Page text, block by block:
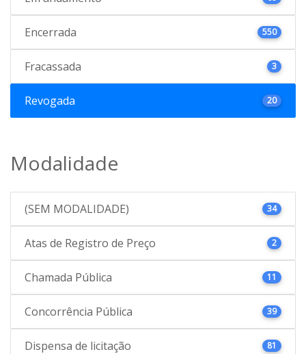
Encerrada 550
Fracassada 3
Revogada 20
Modalidade
(SEM MODALIDADE) 34
Atas de Registro de Preço 2
Chamada Pública 11
Concorrência Pública 39
Dispensa de licitação 81